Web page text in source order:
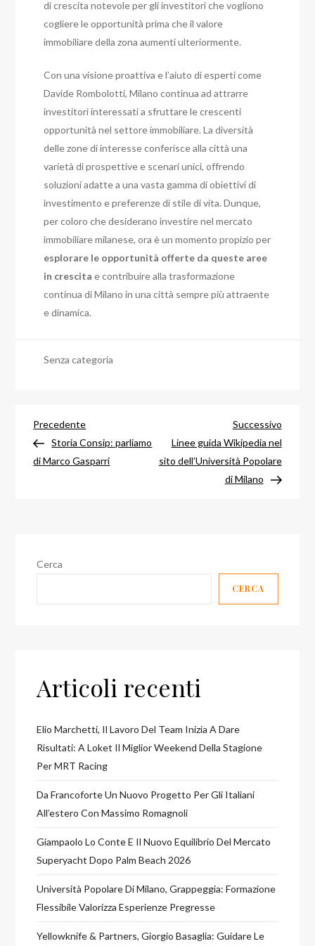
di crescita notevole per gli investitori che vogliono
cogliere le opportunità prima che il valore
immobiliare della zona aumenti ulteriormente.
Con una visione proattiva e l’aiuto di esperti come
Davide Rombolotti, Milano continua ad attrarre
investitori interessati a sfruttare le crescenti
opportunità nel settore immobiliare. La diversità
delle zone di interesse conferisce alla città una
varietà di prospettive e scenari unici, offrendo
soluzioni adatte a una vasta gamma di obiettivi di
investimento e preferenze di stile di vita. Dunque,
per coloro che desiderano investire nel mercato
immobiliare milanese, ora è un momento propizio per
esplorare le opportunità offerte da queste aree
in crescita e contribuire alla trasformazione
continua di Milano in una città sempre più attraente
e dinamica.
Senza categoria
Navigazione
articoli
Articolo
precedente
Precedente
Storia Consip: parliamo
di Marco Gasparri
Successivo
Linee guida Wikipedia nel
sito dell’Università Popolare
di Milano
Cerca
CERCA
Articoli recenti
Elio Marchetti, Il Lavoro Del Team Inizia A Dare
Risultati: A Loket Il Miglior Weekend Della Stagione
Per MRT Racing
Da Francoforte Un Nuovo Progetto Per Gli Italiani
All’estero Con Massimo Romagnoli
Giampaolo Lo Conte E Il Nuovo Equilibrio Del Mercato
Superyacht Dopo Palm Beach 2026
Università Popolare Di Milano, Grappeggia: Formazione
Flessibile Valorizza Esperienze Pregresse
Yellowknife & Partners, Giorgio Basaglia: Guidare Le